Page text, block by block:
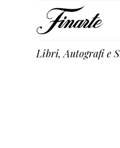
Libri, Autografi e